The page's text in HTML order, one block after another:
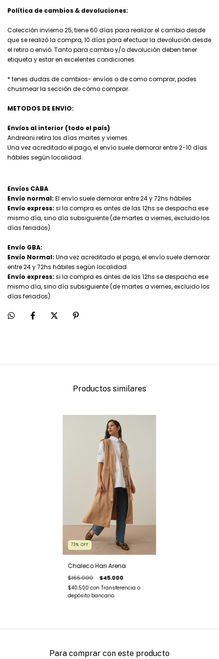
Política de cambios & devoluciones:
Colección invierno 25, tiene 60 días para realizar el cambio desde
que se realizó la compra, 10 días para efectuar la devolución desde
el retiro o envió. Tanto para cambio y/o devolución deben tener
etiqueta y estar en excelentes condiciones.
* tenes dudas de cambios- envíos o de como comprar, podes
chusmear la sección de cómo comprar.
METODOS DE ENVIO:
Envíos al interior (todo el país)
Andreani retira los días martes y viernes.
Una vez acreditado el pago, el envío suele demorar entre 2-10 días
hábiles según localidad.
Envíos CABA
Envío normal: El envío suele demorar entre 24 y 72hs hábiles
Envío express: si la compra es antes de las 12hs se despacha ese
mismo día, sino día subsiguiente (de martes a viernes, excluido los
días feriados)
Envío GBA:
Envío Normal: Una vez acreditado el pago, el envío suele demorar
entre 24 y 72hs hábiles según localidad.
Envío express: si la compra es antes de las 12hs se despacha ese
mismo día, sino día subsiguiente (de martes a viernes, excluido los
días feriados)
Productos similares
73% OFF
Chaleco Hari Arena
$165.000 $45.000
$40.500con Transferencia o
depósito bancario
Para comprar con este producto